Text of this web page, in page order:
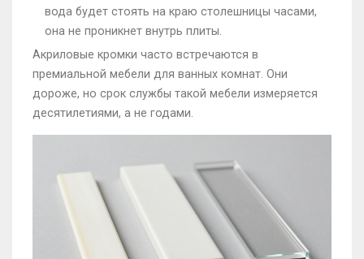
вода будет стоять на краю столешницы часами,
она не проникнет внутрь плиты.
Акриловые кромки часто встречаются в
премиальной мебели для ванных комнат. Они
дороже, но срок службы такой мебели измеряется
десятилетиями, а не годами.